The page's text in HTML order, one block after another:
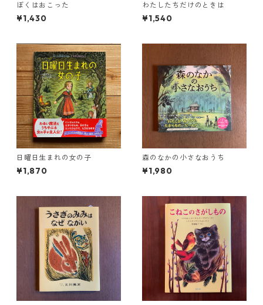
ぼくはおこった
¥1,430
わたしたちだけのときは
¥1,540
日曜日生まれの女の子
¥1,870
森のなかの小さなおうち
¥1,980